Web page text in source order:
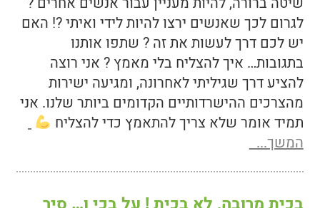
לגרום לכך שאנשים ירצו להיות לידי ואיתי ?! האם
יש לכם דרך לעשות את זה ? שתפו אותנו
בתגובות… איך להצליח בלי מאמץ ? אני רוצה
להציע דרך שגיליתי לאחרונה, ומגיעה ישירות
מהצרכים ההישרדותיים הקדומים ביותר שלנו. אני
תמיד אומר שלא צריך להתאמץ כדי להצליח
המשך...